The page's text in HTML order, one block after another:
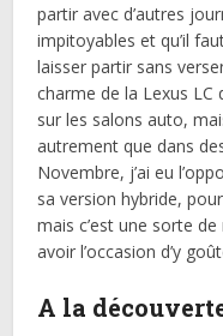
partir avec d’autres
impitoyables et qu’il
laisser partir sans
charme de la Lexus LC
sur les salons auto,
autrement que dans
Novembre, j’ai eu
sa version hybride,
mais c’est une sorte
avoir l’occasion d’y
A la